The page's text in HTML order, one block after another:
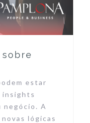
estar
insights
negócio. A
lógicas